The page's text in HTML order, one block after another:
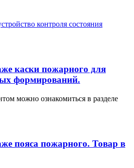
контроля состояния
каски пожарного для
формирований.
можно ознакомиться в разделе
пояса пожарного. Товар в